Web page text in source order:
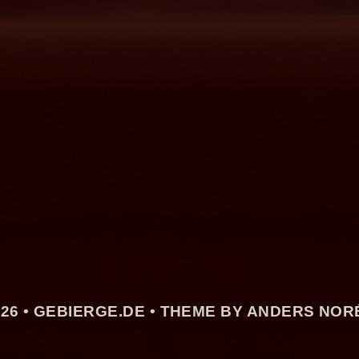
• GEBIERGE.DE • THEME BY ANDERS